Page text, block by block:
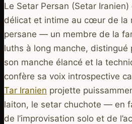
Le Setar Persan (Setar
délicat et intime au cœur de la
persane — un membre de la
luths à long manche, distingué
son manche élancé et la
confère sa voix introspective
Tar Iranien projette
laiton, le setar chuchote — en
de l’improvisation solo et de